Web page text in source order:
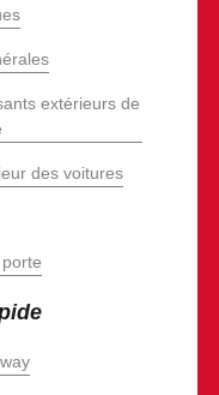
extérieurs de
des voitures